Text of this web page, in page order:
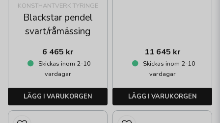
KONSTHANTVERK TYRINGE
Blackstar pendel
svart/råmässing
6 465 kr
Skickas inom 2-10
vardagar
LÄGG I VARUKORGEN
11 645 kr
Skickas inom 2-10
vardagar
LÄGG I VARUKORGEN